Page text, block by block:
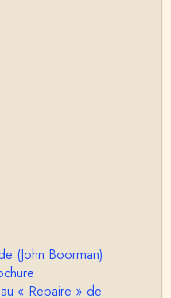
peuvent nous
(Bachelard, Gilbert Dura…
s'entendre sur ce q
que j&…
mais j'ajouterais que la
parle Christophe Da…
intervention au Collège de
ce qui m'a fai…
(John Boorman)
« Repaire » de